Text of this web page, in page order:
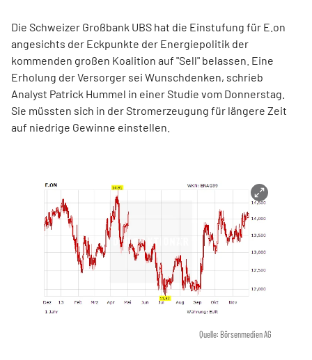
Die Schweizer Großbank UBS hat die Einstufung für E.on
angesichts der Eckpunkte der Energiepolitik der
kommenden großen Koalition auf "Sell" belassen. Eine
Erholung der Versorger sei Wunschdenken, schrieb
Analyst Patrick Hummel in einer Studie vom Donnerstag.
Sie müssten sich in der Stromerzeugung für längere Zeit
auf niedrige Gewinne einstellen.
Quelle: Börsenmedien AG